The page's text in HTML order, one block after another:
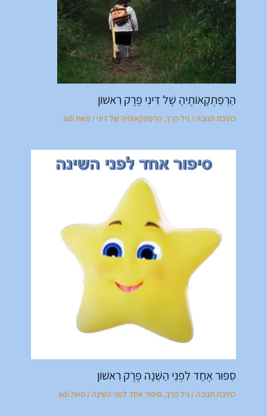
הַרְפַּתְקָאוֹתֶיהָ שֶׁל דִּינִי פֶּרֶק רִאשׁוֹן
כתיבת תגובה/ גִּיל הָרַךְ, הַרְפַּתְקָאוֹתֶיהָ שֶׁל דִּינִי / מאת adi
סִפּוּר אֶחָד לִפְנֵי הַשֵּׁנָה פֶּרֶק רִאשׁוֹן
כתיבת תגובה/ גִּיל הָרַךְ, סִיפּוּר אֶחָד לִפְנֵי הַשֵּׁינָה/ מאתadi